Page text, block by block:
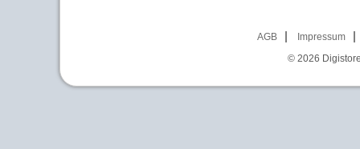
AGB
Impressum
© 2026